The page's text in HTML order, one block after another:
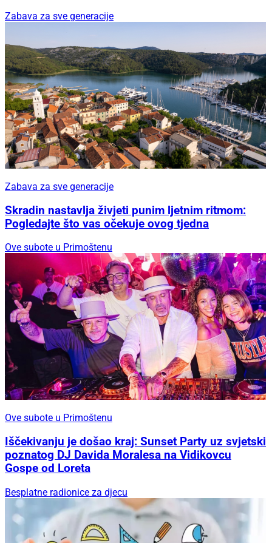
Zabava za sve generacije
Zabava za sve generacije
Skradin nastavlja živjeti punim ljetnim ritmom:
Pogledajte što vas očekuje ovog tjedna
Ove subote u Primoštenu
Ove subote u Primoštenu
Iščekivanju je došao kraj: Sunset Party uz svjetski
poznatog DJ Davida Moralesa na Vidikovcu
Gospe od Loreta
Besplatne radionice za djecu